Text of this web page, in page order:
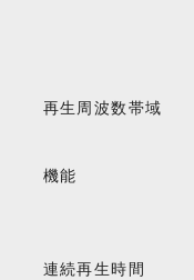
再生周波数帯域
機能
連続再生時間